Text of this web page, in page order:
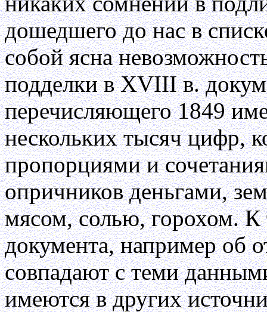
дошедшего до нас в
собой ясна
подделки в XVIII в.
перечисляющего 1849
нескольких тысяч цифр,
пропорциями и
опричников деньгами,
мясом, солью, горохом. К
документа, например об
совпадают с теми
имеются в других